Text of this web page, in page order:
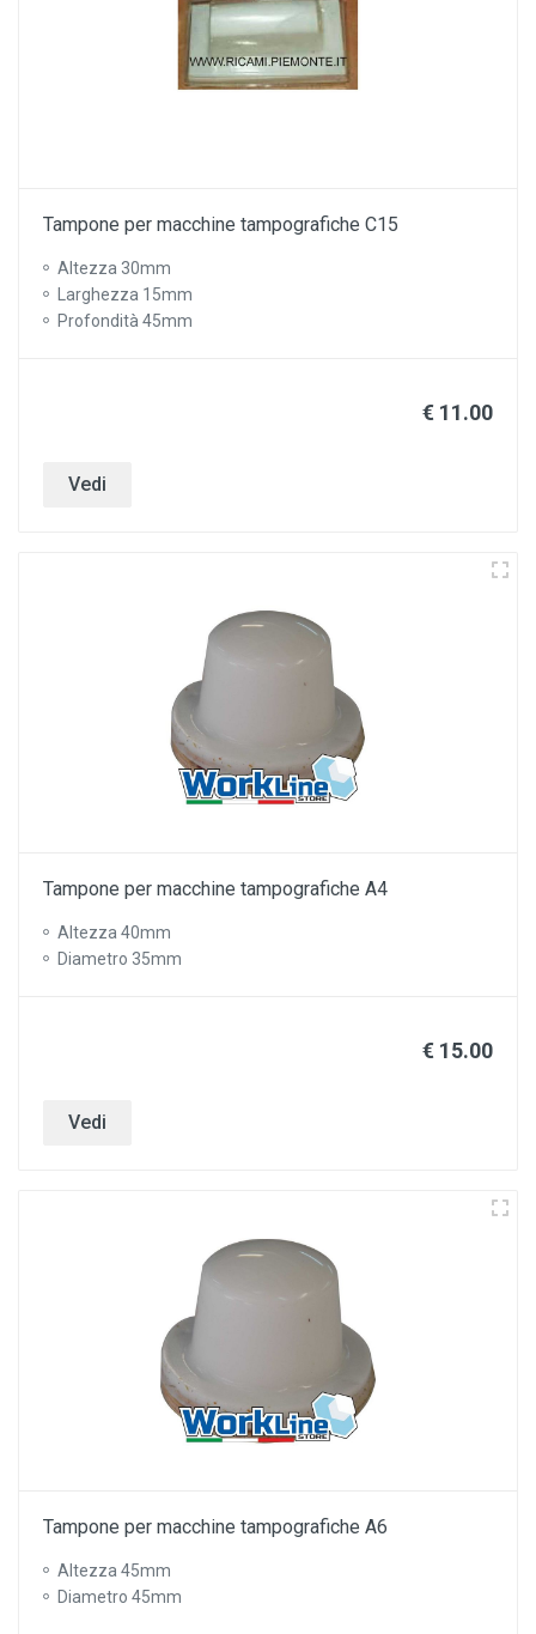
Tampone per macchine tampografiche C15
Altezza 30mm
Larghezza 15mm
Profondità 45mm
€ 11.00
Vedi
Tampone per macchine tampografiche A4
Altezza 40mm
Diametro 35mm
€ 15.00
Vedi
Tampone per macchine tampografiche A6
Altezza 45mm
Diametro 45mm